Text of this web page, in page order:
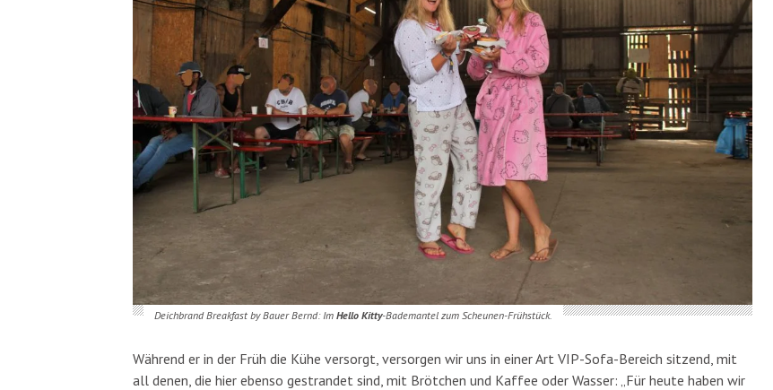
Deichbrand Breakfast by Bauer Bernd: Im Hello Kitty-Bademantel zum Scheunen-Frühstück.
Während er in der Früh die Kühe versorgt, versorgen wir uns in einer Art VIP-Sofa-Bereich sitzend, mit
all denen, die hier ebenso gestrandet sind, mit Brötchen und Kaffee oder Wasser: „Für heute haben wir